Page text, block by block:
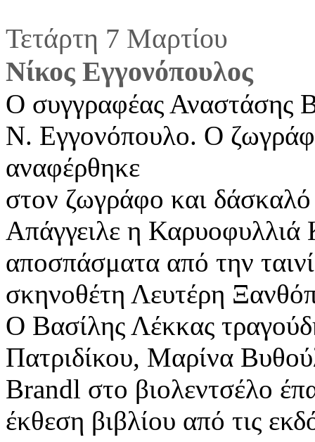
Τετάρτη 7 Μαρτίου
Νίκος Εγγονόπουλος
Ο συγγραφέας Αναστάσης
Ν. Εγγονόπουλο. Ο
αναφέρθηκε
στον ζωγράφο και
Απάγγειλε η
αποσπάσματα από την
σκηνοθέτη Λευτέρη
Ο Βασίλης Λέκκας
Πατριδίκου, Μαρίνα
Brandl στο βιολεντσέλο
έκθεση βιβλίου από τις